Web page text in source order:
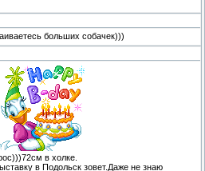
больших собачек)))
в холке.
в Подольск зовет.Даже не знаю